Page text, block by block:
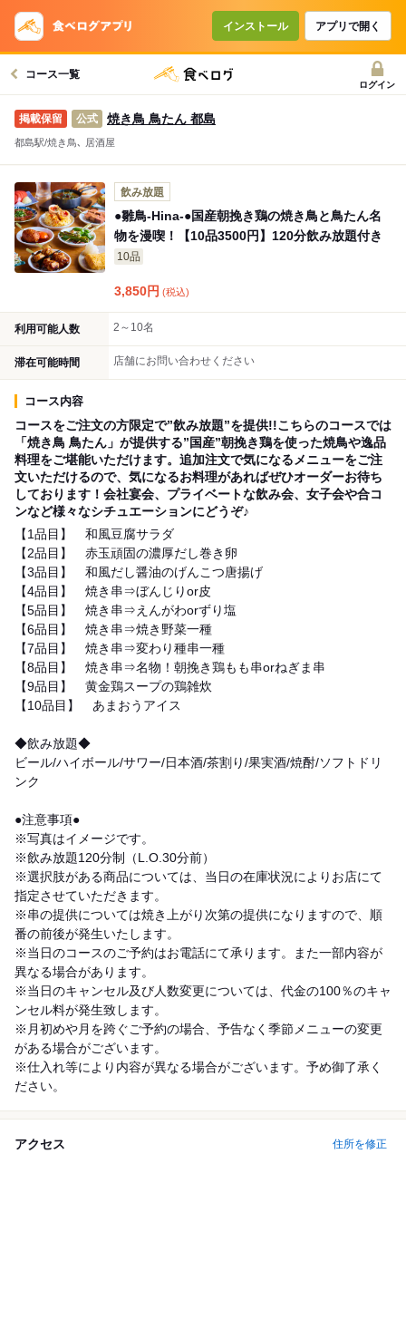
インストール アプリで開く
コース一覧
ログイン
公式 焼き鳥 鳥たん 都島
都島駅/焼き鳥､ 居酒屋
飲み放題
●雛鳥-Hina-●国産朝挽き鶏の焼き鳥と鳥たん名
物を漫喫！【10品3500円】120分飲み放題付き
10品
3,850円 (税込)
利用可能人数 2～10名
滞在可能時間 店舗にお問い合わせください
コース内容
コースをご注文の方限定で”飲み放題”を提供!!こちらのコースでは
「焼き鳥 鳥たん」が提供する”国産”朝挽き鶏を使った焼鳥や逸品
料理をご堪能いただけます。追加注文で気になるメニューをご注
文いただけるので、気になるお料理があればぜひオーダーお待ち
しております！会社宴会、プライベートな飲み会、女子会や合コ
ンなど様々なシチュエーションにどうぞ♪
【1品目】 和風豆腐サラダ
【2品目】 赤玉頑固の濃厚だし巻き卵
【3品目】 和風だし醤油のげんこつ唐揚げ
【4品目】 焼き串⇒ぼんじりor皮
【5品目】 焼き串⇒えんがわorずり塩
【6品目】 焼き串⇒焼き野菜一種
【7品目】 焼き串⇒変わり種串一種
【8品目】 焼き串⇒名物！朝挽き鶏もも串orねぎま串
【9品目】 黄金鶏スープの鶏雑炊
【10品目】 あまおうアイス
◆飲み放題◆
ビール/ハイボール/サワー/日本酒/茶割り/果実酒/焼酎/ソフトドリ
ンク
●注意事項●
※写真はイメージです。
※飲み放題120分制（L.O.30分前）
※選択肢がある商品については、当日の在庫状況によりお店にて
指定させていただきます。
※串の提供については焼き上がり次第の提供になりますので、順
番の前後が発生いたします。
※当日のコースのご予約はお電話にて承ります。また一部内容が
異なる場合があります。
※当日のキャンセル及び人数変更については、代金の100％のキャ
ンセル料が発生致します。
※月初めや月を跨ぐご予約の場合、予告なく季節メニューの変更
がある場合がございます。
※仕入れ等により内容が異なる場合がございます。予め御了承く
ださい。
アクセス 住所を修正
コースで使えるクーポン
戻る
クーポンを利用せず予約する